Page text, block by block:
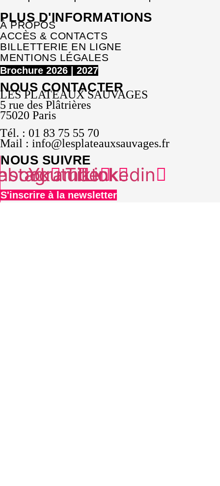
PLUS D'INFORMATIONS
À PROPOS
ACCÈS & CONTACTS
BILLETTERIE EN LIGNE
MENTIONS LÉGALES
Brochure 2026 | 2027
NOUS CONTACTER
LES PLATEAUX SAUVAGES
5 rue des Plâtrières
75020 Paris
Tél. : 01 83 75 55 70
Mail : info@lesplateauxsauvages.fr
NOUS SUIVRE
Youtube
Tiktok
Linkedin
S'inscrire à la newsletter